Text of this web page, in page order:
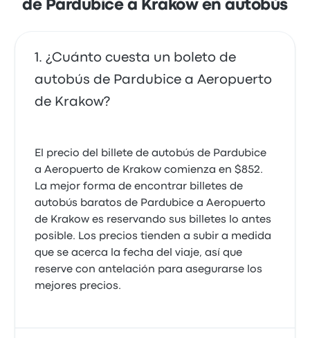
de Pardubice a Krakow en autobús
¿Cuánto cuesta un boleto de
autobús de Pardubice a Aeropuerto
de Krakow?
El precio del billete de autobús de Pardubice
a Aeropuerto de Krakow comienza en $852.
La mejor forma de encontrar billetes de
autobús baratos de Pardubice a Aeropuerto
de Krakow es reservando sus billetes lo antes
posible. Los precios tienden a subir a medida
que se acerca la fecha del viaje, así que
reserve con antelación para asegurarse los
mejores precios.